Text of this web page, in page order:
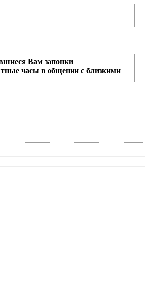
Вам запонки
часы в общении с близкими